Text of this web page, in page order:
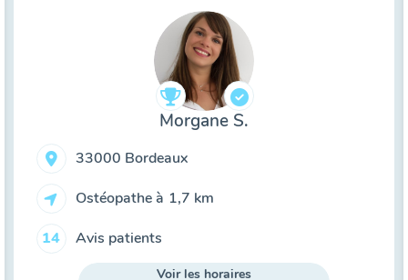
Morgane S.
33000 Bordeaux
Ostéopathe à 1,7 km
14 Avis patients
Voir les horaires